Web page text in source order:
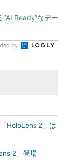
Ready”なデー
by
HoloLens 2」は
2」登場